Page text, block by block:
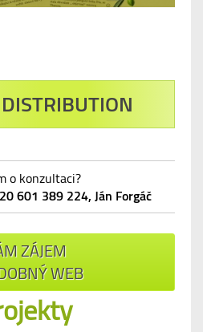
o konzultaci?
601 389 224, Ján Forgáč
ZÁJEM
WEB